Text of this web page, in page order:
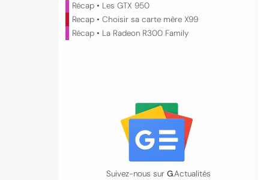
Récap • Les GTX 950
Recap • Choisir sa carte mère X99
Récap • La Radeon R300 Family
Suivez-nous sur G.Actualités